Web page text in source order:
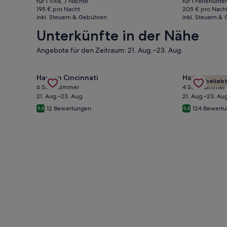
beträgt
1.368 €
Preis
war
siehe
Informationen
195 € pro Nacht
inkl. Steuern & Gebühren
beträgt
1.438 €
war
205 € pro
inkl. Steuern &
Unterkünfte in der Nähe
Angebote für den Zeitraum: 21. Aug.–23. Aug.
Gallery
Carousel
Haus in Cincinnati
6 Schlafzimmer
21. Aug.–23. Aug.
9,6 12 Bewertungen
Gallery
Carousel
Sehr beliebt
Haus in
4 Schlafzimmer
21. Aug.–23.
9,8 124